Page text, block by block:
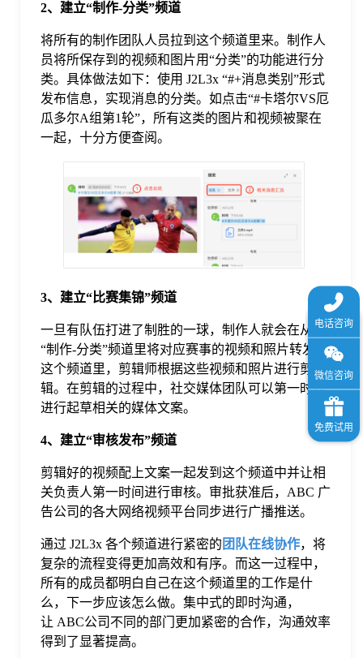
2、建立“制作-分类”频道
将所有的制作团队人员拉到这个频道里来。制作人
员将所保存到的视频和图片用“分类”的功能进行分
类。具体做法如下：使用 J2L3x “#+消息类别”形式
发布信息，实现消息的分类。如点击“#卡塔尔VS厄
瓜多尔A组第1轮”，所有这类的图片和视频被聚在
一起，十分方便查阅。
3、建立“比赛集锦”频道
一旦有队伍打进了制胜的一球，制作人就会在从
“制作-分类”频道里将对应赛事的视频和照片转发到
这个频道里，剪辑师根据这些视频和照片进行剪
辑。在剪辑的过程中，社交媒体团队可以第一时间
进行起草相关的媒体文案。
4、建立“审核发布”频道
剪辑好的视频配上文案一起发到这个频道中并让相
关负责人第一时间进行审核。审批获准后，ABC 广
告公司的各大网络视频平台同步进行广播推送。
通过 J2L3x 各个频道进行紧密的 团队在线协作，将
复杂的流程变得更加高效和有序。而这一过程中，
所有的成员都明白自己在这个频道里的工作是什
么，下一步应该怎么做。集中式的即时沟通，
让 ABC公司不同的部门更加紧密的合作，沟通效率
得到了显著提高。